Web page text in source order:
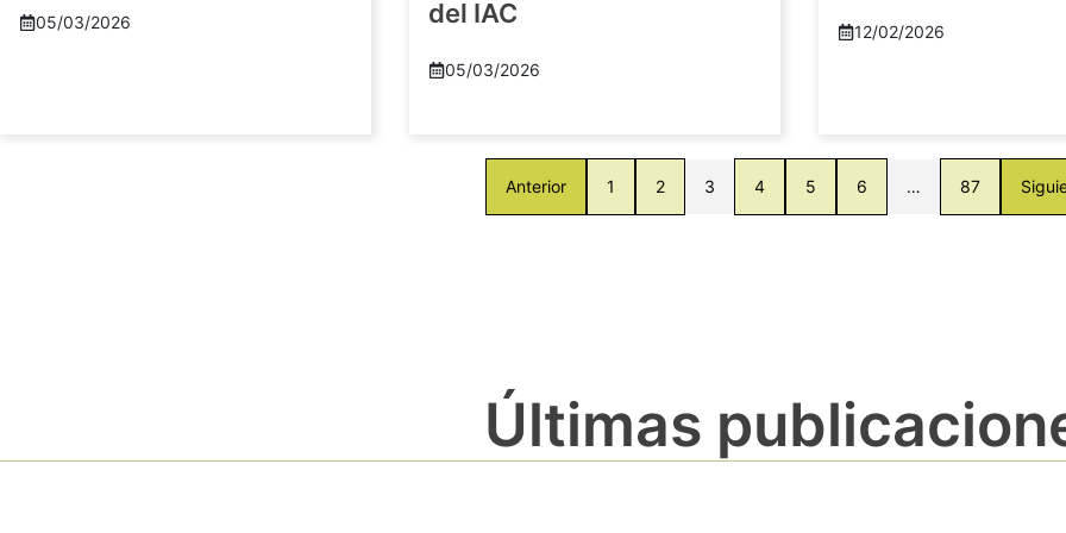
05/03/2026 del IAC
05/03/2026
12/02/2026
Anterior 1 2 3 4 5 6 … 87
Últimas